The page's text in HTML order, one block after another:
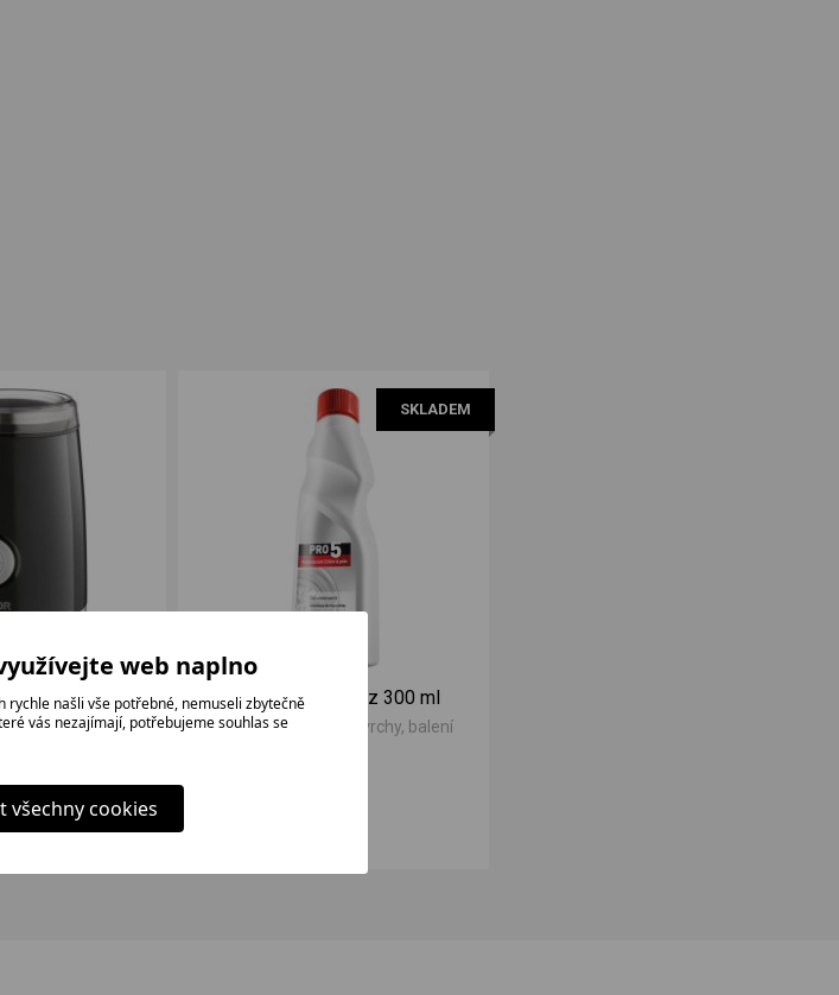
černá
na zrnkovou
zrnkové kávy,
SKLADEM
PRO5 Čistič na nerez 300 ml
Čistič na nerezové povrchy, balení
web naplno
rychle našli vše potřebné, nemuseli zbytečně
vás nezajímají, potřebujeme souhlas se
všechny cookies